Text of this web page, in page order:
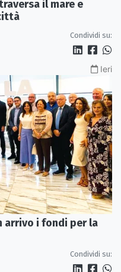
il mare e
Condividi su:
Ieri
arrivo i fondi per la
Condividi su: